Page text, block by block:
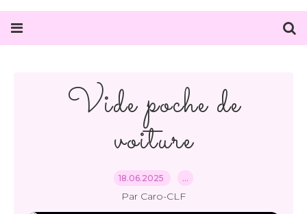
Vide poche de
voiture
18.06.2025 …
Par Caro-CLF